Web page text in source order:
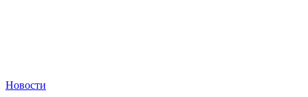
Новости